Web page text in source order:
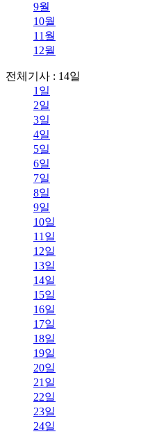
9월
10월
11월
12월
전체기사 : 14일
1일
2일
3일
4일
5일
6일
7일
8일
9일
10일
11일
12일
13일
14일
15일
16일
17일
18일
19일
20일
21일
22일
23일
24일